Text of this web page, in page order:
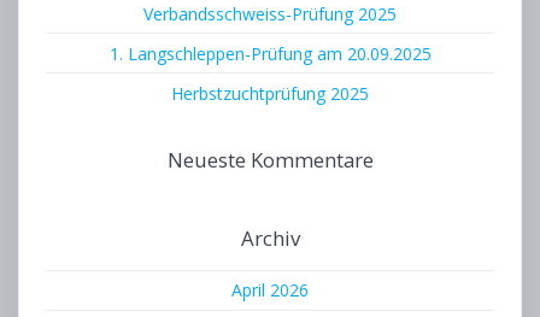
Verbandsschweiss-Prüfung 2025
1. Langschleppen-Prüfung am 20.09.2025
Herbstzuchtprüfung 2025
Neueste Kommentare
Archiv
April 2026